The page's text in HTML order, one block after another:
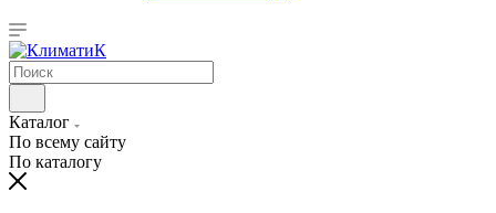
Каталог
По всему сайту
По каталогу